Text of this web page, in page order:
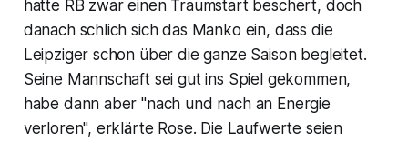
hatte RB zwar einen Traumstart beschert, doch
danach schlich sich das Manko ein, dass die
Leipziger schon über die ganze Saison begleitet.
Seine Mannschaft sei gut ins Spiel gekommen,
habe dann aber "nach und nach an Energie
verloren", erklärte Rose. Die Laufwerte seien